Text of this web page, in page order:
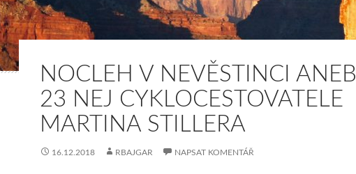
NOCLEH V NEVĚSTINCI ANEB
23 NEJ CYKLOCESTOVATELE
MARTINA STILLERA
16.12.2018 RBAJGAR NAPSAT KOMENTÁŘ